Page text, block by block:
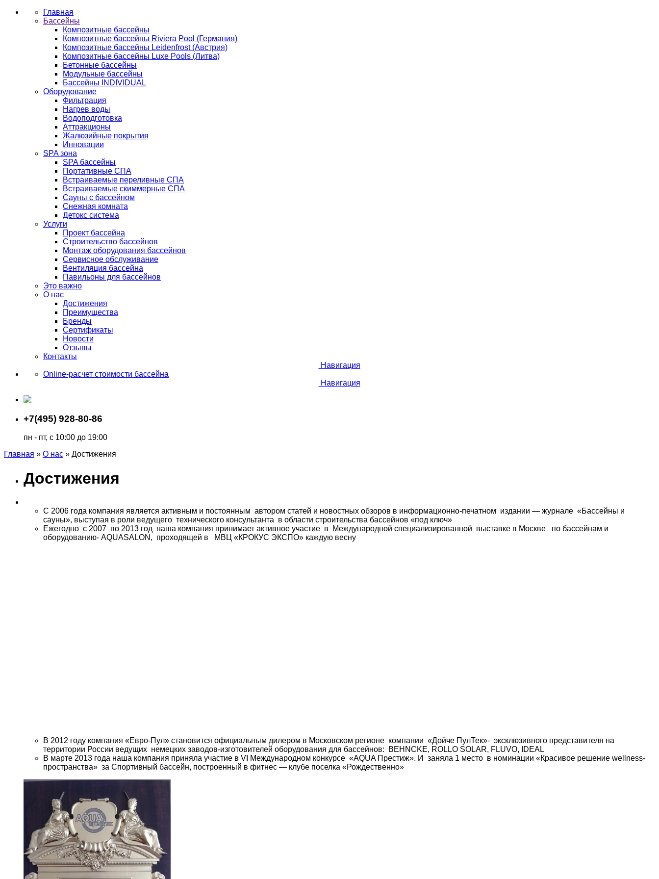
Главная
Бассейны
Композитные бассейны
Композитные бассейны Riviera Pool (Германия)
Композитные бассейны Leidenfrost (Австрия)
Композитные бассейны Luxe Pools (Литва)
Бетонные бассейны
Модульные бассейны
Бассейны INDIVIDUAL
Оборудование
Фильтрация
Нагрев воды
Водоподготовка
Аттракционы
Жалюзийные покрытия
Инновации
SPA зона
SPA бассейны
Портативные СПА
Встраиваемые переливные СПА
Встраиваемые скиммерные СПА
Сауны с бассейном
Снежная комната
Детокс система
Услуги
Проект бассейна
Строительство бассейнов
Монтаж оборудования бассейнов
Сервисное обслуживание
Вентиляция бассейна
Павильоны для бассейнов
Это важно
О нас
Достижения
Преимущества
Бренды
Сертификаты
Новости
Отзывы
Контакты
Навигация
Online-расчет стоимости бассейна
Навигация
+7(495) 928-80-86
пн - пт, с 10:00 до 19:00
Главная » О нас » Достижения
Достижения
С 2006 года компания является активным и постоянным автором статей и новостных обзоров в информационно-печатном издании — журнале «Бассейны и
сауны», выступая в роли ведущего технического консультанта в области строительства бассейнов «под ключ»
Ежегодно с 2007 по 2013 год наша компания принимает активное участие в Международной специализированной выставке в Москве по бассейнам и
оборудованию- AQUASALON, проходящей в МВЦ «КРОКУС ЭКСПО» каждую весну
В 2012 году компания «Евро-Пул» становится официальным дилером в Московском регионе компании «Дойче ПулТек»- эксклюзивного представителя на
территории России ведущих немецких заводов-изготовителей оборудования для бассейнов: BEHNCKE, ROLLO SOLAR, FLUVO, IDEAL
В марте 2013 года наша компания приняла участие в VI Международном конкурсе «AQUA Престиж». И заняла 1 место в номинации «Красивое решение wellness-
пространства» за Спортивный бассейн, построенный в фитнес — клубе поселка «Рождественно»